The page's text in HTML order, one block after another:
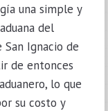
una simple y
del
Ignacio de
de entonces
lo que
su costo y